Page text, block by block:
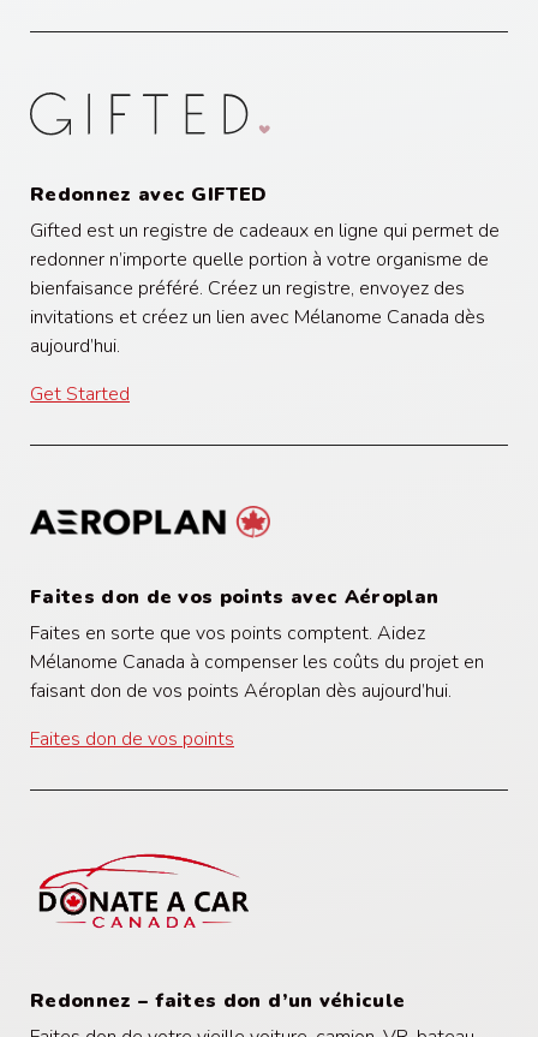
Redonnez avec GIFTED
Gifted est un registre de cadeaux en ligne qui permet de
redonner n’importe quelle portion à votre organisme de
bienfaisance préféré. Créez un registre, envoyez des
invitations et créez un lien avec Mélanome Canada dès
aujourd’hui.
Get Started
Faites don de vos points avec Aéroplan
Faites en sorte que vos points comptent. Aidez
Mélanome Canada à compenser les coûts du projet en
faisant don de vos points Aéroplan dès aujourd’hui.
Faites don de vos points
Redonnez – faites don d’un véhicule